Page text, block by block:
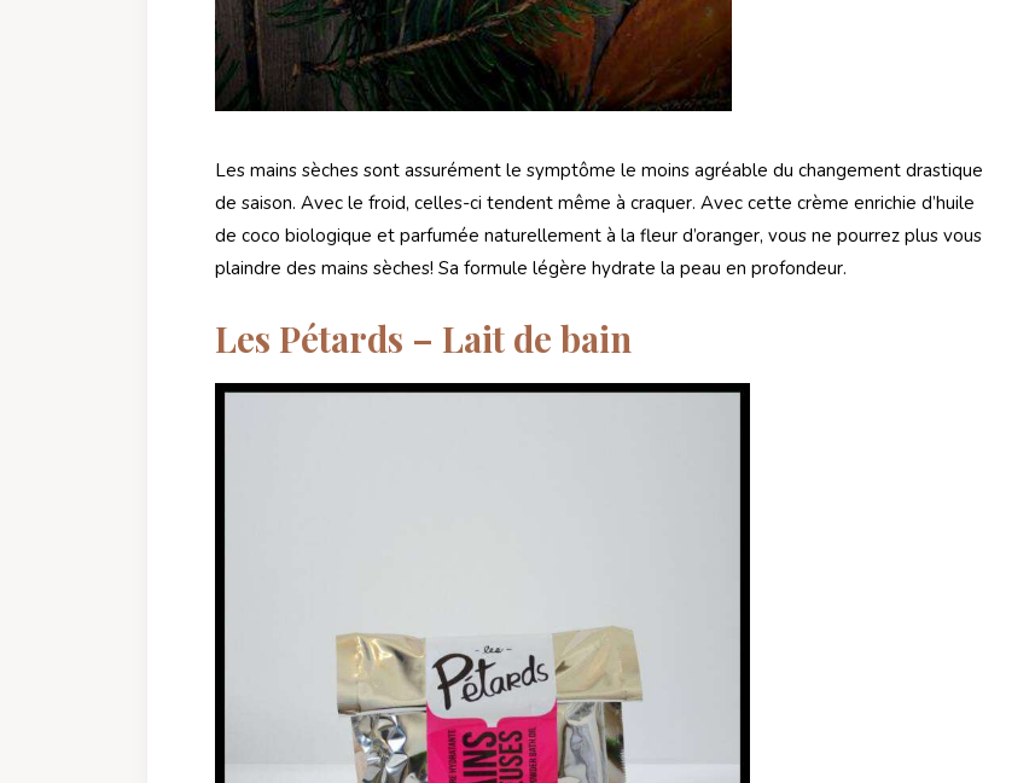
Les mains sèches sont assurément le symptôme le moins agréable du changement drastique
de saison. Avec le froid, celles-ci tendent même à craquer. Avec cette crème enrichie d’huile
de coco biologique et parfumée naturellement à la fleur d’oranger, vous ne pourrez plus vous
plaindre des mains sèches! Sa formule légère hydrate la peau en profondeur.
Les Pétards – Lait de bain